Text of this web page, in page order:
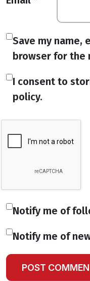
Save my name,
browser for the
I consent to
policy.
Notify me of
Notify me of